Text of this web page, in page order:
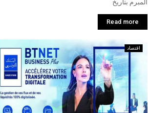
المبرم بتاريخ
Read more
اقتصاد